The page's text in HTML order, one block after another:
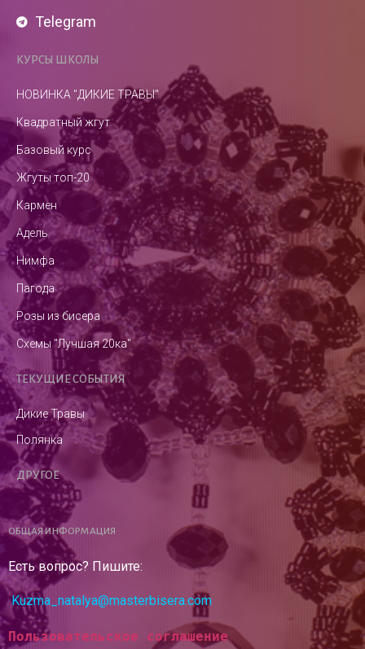
Telegram
КУРСЫ ШКОЛЫ
НОВИНКА "ДИКИЕ ТРАВЫ"
Квадратный жгут
Базовый курс
Жгуты топ-20
Кармен
Адель
Нимфа
Пагода
Розы из бисера
Схемы "Лучшая 20ка"
ТЕКУЩИЕ СОБЫТИЯ
Дикие Травы
Полянка
ДРУГОЕ
ОБЩАЯ ИНФОРМАЦИЯ
Есть вопрос? Пишите:
Kuzma_natalya@masterbisera.com
Пользовательское соглашение